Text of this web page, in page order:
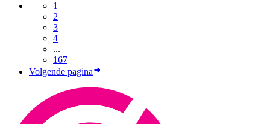
1
2
3
4
...
167
Volgende pagina